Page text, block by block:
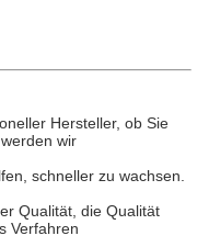
Hersteller, ob Sie
wir
schneller zu wachsen.
Qualität, die Qualität
Verfahren